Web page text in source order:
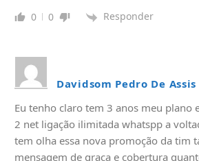
0 0 Responder
Davidsom Pedro De Assis
Eu tenho claro tem 3 anos meu plano
2 net ligação ilimitada whatspp a
tem olha essa nova promoção da tim
mensagem de graça e cobertura